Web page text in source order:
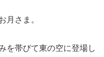
月さま。
を帯びて東の空に登場し